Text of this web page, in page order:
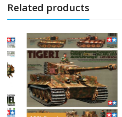
Related products